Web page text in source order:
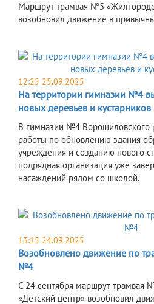
Маршрут трамвая №5
возобновил движение в
12:25 25.09.2025
На территории гимназии №4
новых деревьев и кустарников
В гимназии №4 Ворошиловского
работы по обновлению здания
учреждения и созданию нового
подрядная организация уже
насаждений рядом со школой.
13:15 24.09.2025
Возобновлено движение по
№4
С 24 сентября маршрут трамвая
«Детский центр» возобновил